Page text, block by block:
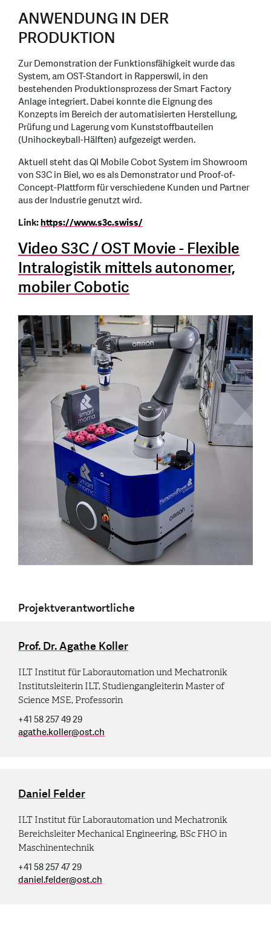
ANWENDUNG IN DER
PRODUKTION
Zur Demonstration der Funktionsfähigkeit wurde das
System, am OST-Standort in Rapperswil, in den
bestehenden Produktionsprozess der Smart Factory
Anlage integriert. Dabei konnte die Eignung des
Konzepts im Bereich der automatisierten Herstellung,
Prüfung und Lagerung vom Kunststoffbauteilen
(Unihockeyball-Hälften) aufgezeigt werden.
Aktuell steht das QI Mobile Cobot System im Showroom
von S3C in Biel, wo es als Demonstrator und Proof-of-
Concept-Plattform für verschiedene Kunden und Partner
aus der Industrie genutzt wird.
Link:https://www.s3c.swiss/
Video S3C / OST Movie - Flexible
Intralogistik mittels autonomer,
mobiler Cobotic
Projektverantwortliche
Prof. Dr. Agathe Koller
ILT Institut für Laborautomation und Mechatronik
Institutsleiterin ILT, Studiengangleiterin Master of
Science MSE, Professorin
+41 58 257 49 29
agathe.koller@ost.ch
Daniel Felder
ILT Institut für Laborautomation und Mechatronik
Bereichsleiter Mechanical Engineering, BSc FHO in
Maschinentechnik
+41 58 257 47 29
daniel.felder@ost.ch